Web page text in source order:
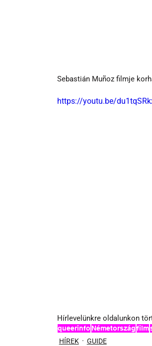
Sebastián Muñoz filmje
https://youtu.be/
Hírlevelünkre oldalunkon
queerinfo Németországfilm
HÍREK
GUIDE